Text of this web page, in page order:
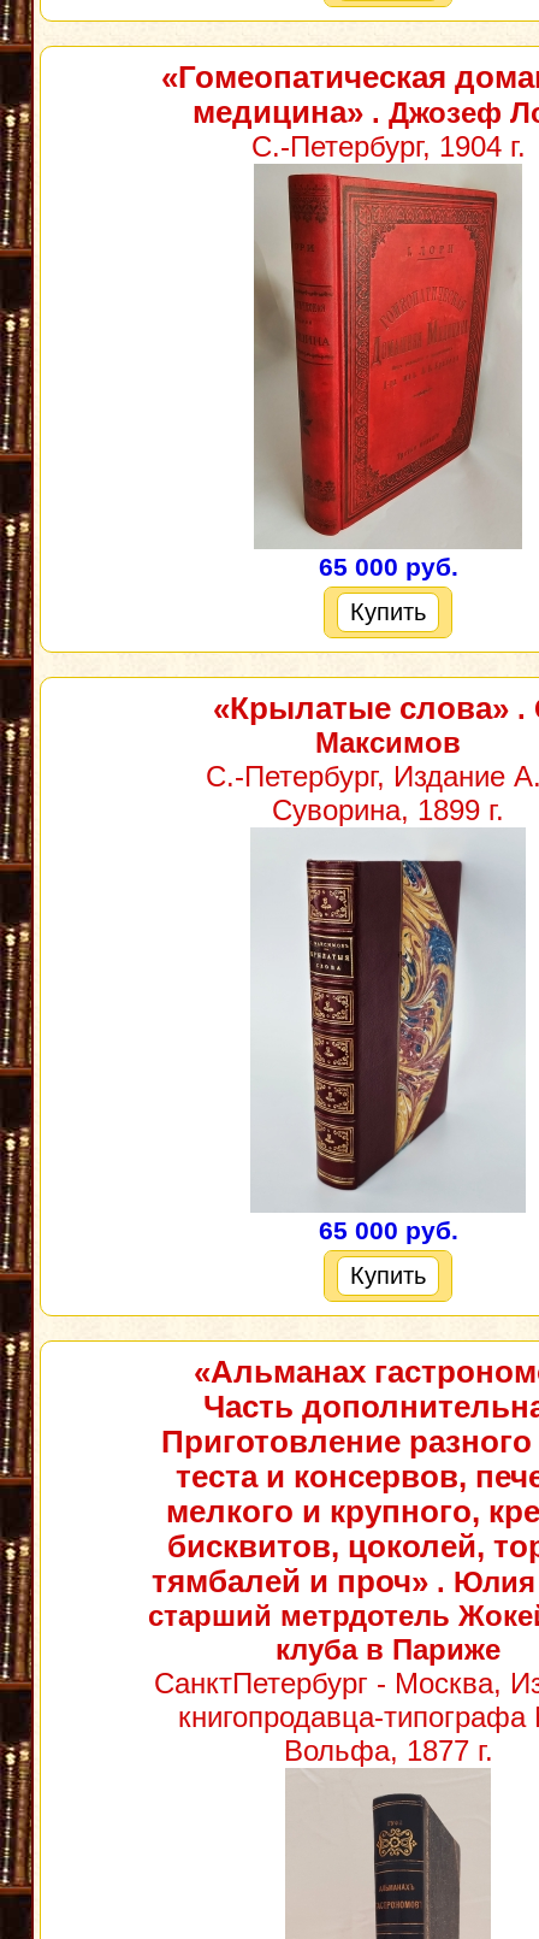
«Гомеопатическая
медицина». Джозеф
С.-Петербург, 1904 г.
65 000 руб.
Купить
«Крылатые слова» .
Максимов
С.-Петербург, Издание
Суворина, 1899 г.
65 000 руб.
Купить
«Альманах
Часть
Приготовление
теста и консервов,
мелкого и крупного,
бисквитов, цоколей,
тямбалей и проч» . Юлия
старший метрдотель
клуба в Париже
СанктПетербург - Москва,
книгопродавца-
Вольфа, 1877 г.